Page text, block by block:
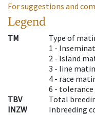
For suggestions and
Legend
TM
Type of
1 -
2 - Island
3 - line
4 - race
6 -
TBV
Total
INZW
Inbreeding